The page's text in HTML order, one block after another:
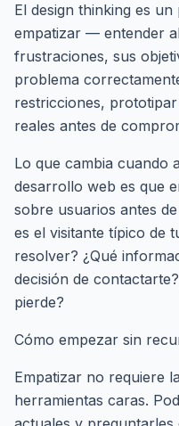
El design thinking es
empatizar — entender
frustraciones, sus
problema
restricciones,
reales antes de
Lo que cambia cuando
desarrollo web es que
sobre usuarios antes
es el visitante típico de
resolver? ¿Qué
decisión de
pierde?
Cómo empezar sin
Empatizar no requiere
herramientas caras.